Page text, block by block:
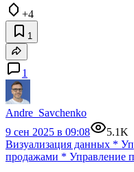
+4
1
1
Andre_Savchenko
9 сен 2025 в 09:08
5.1K
Визуализация данных *
продажами * Управление